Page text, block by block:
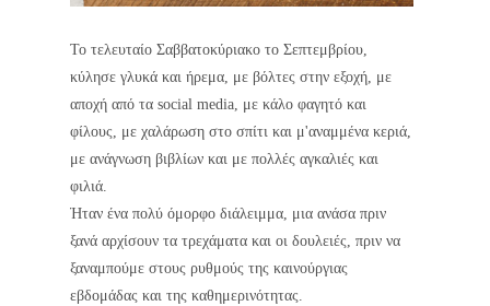
Το τελευταίο Σαββατοκύριακο το Σεπτεμβρίου,
κύλησε γλυκά και ήρεμα, με βόλτες στην εξοχή, με
αποχή από τα social media, με κάλο φαγητό και
φίλους, με χαλάρωση στο σπίτι και μ'αναμμένα κεριά,
με ανάγνωση βιβλίων και με πολλές αγκαλιές και
φιλιά.
Ήταν ένα πολύ όμορφο διάλειμμα, μια ανάσα πριν
ξανά αρχίσουν τα τρεχάματα και οι δουλειές, πριν να
ξαναμπούμε στους ρυθμούς της καινούργιας
εβδομάδας και της καθημερινότητας.